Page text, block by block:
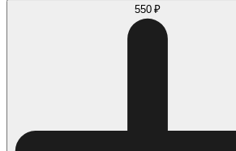
550 ₽